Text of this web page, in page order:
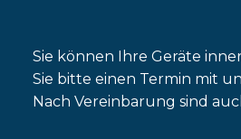
Sie können Ihre Geräte
Sie bitte einen Termin mit
Nach Vereinbarung sind